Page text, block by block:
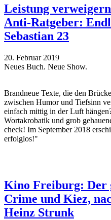
Leistung
Anti-Ratgeber:
Sebastian 23
20. Februar 2019
Neues Buch. Neue Show.
Brandneue Texte, die den
zwischen Humor und Tiefsinn
einfach mittig in der Luft
Wortakrobatik und grob
check! Im September 2018
erfolglos!"
Kino Freiburg: Der
Crime und Kiez,
Heinz Strunk